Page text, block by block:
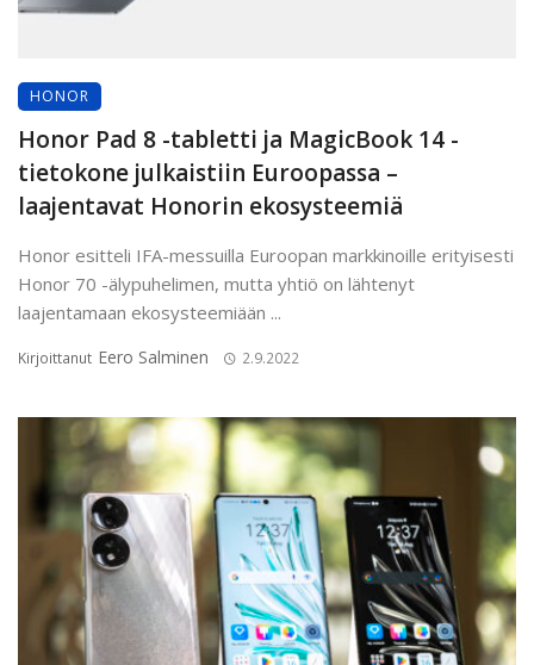
HONOR
Honor Pad 8 -tabletti ja MagicBook 14 -
tietokone julkaistiin Euroopassa –
laajentavat Honorin ekosysteemiä
Honor esitteli IFA-messuilla Euroopan markkinoille erityisesti
Honor 70 -älypuhelimen, mutta yhtiö on lähtenyt
laajentamaan ekosysteemiään ...
Kirjoittanut Eero Salminen 2.9.2022